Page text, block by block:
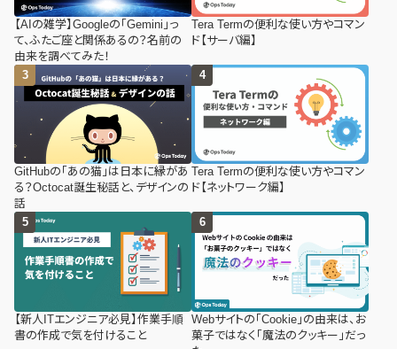
【AIの雑学】Googleの「Gemini」っ
て、ふたご座と関係あるの？名前の
由来を調べてみた！
Tera Termの便利な使い方やコマン
ド【サーバ編】
GitHubの「あの猫」は日本に縁があ
る？Octocat誕生秘話と、デザインの
話
Tera Termの便利な使い方やコマン
ド【ネットワーク編】
【新人ITエンジニア必見】作業手順
書の作成で気を付けること
Webサイトの「Cookie」の由来は、お
菓子ではなく「魔法のクッキー」だっ